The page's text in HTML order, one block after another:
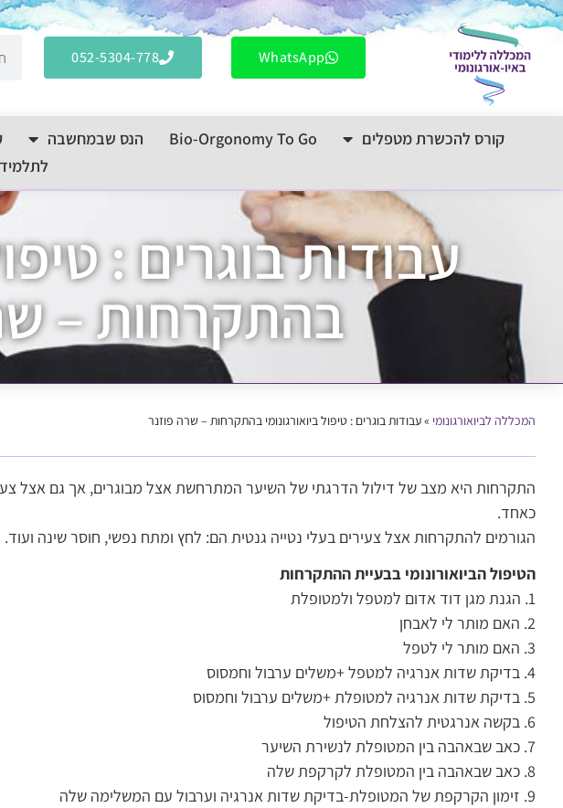
לתוכן
WhatsApp
052-5304-778
קורס להכשרת מטפלים Bio-Orgonomy To Go הנס שבמחשבה
עבודות בוגרים :
בהתקרחות –
המכללה לביואורגונומי »עבודות בוגרים : טיפול ביואורגונומי בהתקרחות – שרה פוזנר
התקרחות היא מצב של דילול הדרגתי של השיער המתרחשת אצל מבוגרים, אך גם אצל
כאחד.
הגורמים להתקרחות אצל צעירים בעלי נטייה גנטית הם: לחץ ומתח נפשי, חוסר שינה ועוד.
הטיפול הביואורונומי בבעיית ההתקרחות
1. הגנת מגן דוד אדום למטפל ולמטופלת
2. האם מותר לי לאבחן
3. האם מותר לי לטפל
4. בדיקת שדות אנרגיה למטפל +משלים ערבול וחמסוס
5. בדיקת שדות אנרגיה למטופלת +משלים ערבול וחמסוס
6. בקשה אנרגטית להצלחת הטיפול
7. כאב שבאהבה בין המטופלת לנשירת השיער
8. כאב שבאהבה בין המטופלת לקרקפת שלה
9. זימון הקרקפת של המטופלת-בדיקת שדות אנרגיה וערבול עם המשלימה שלה